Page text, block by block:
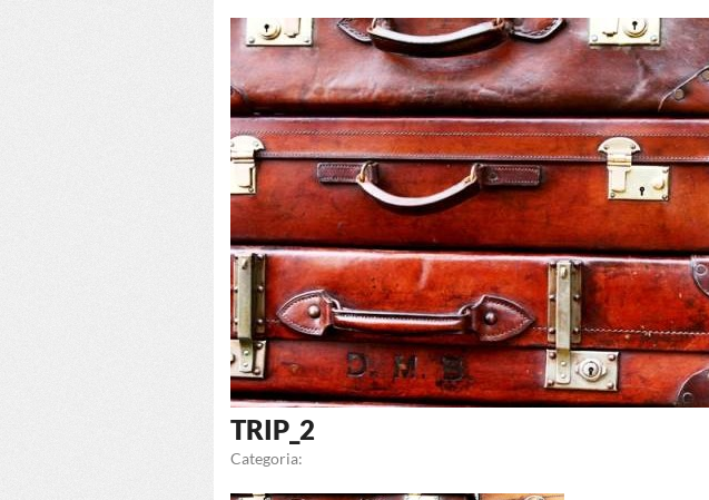
TRIP_2
Categoria: